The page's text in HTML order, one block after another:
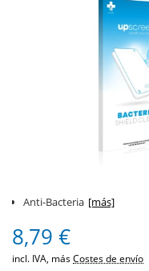
Anti-Bacteria [más]
8,79 €
incl. IVA, másCostes de envío